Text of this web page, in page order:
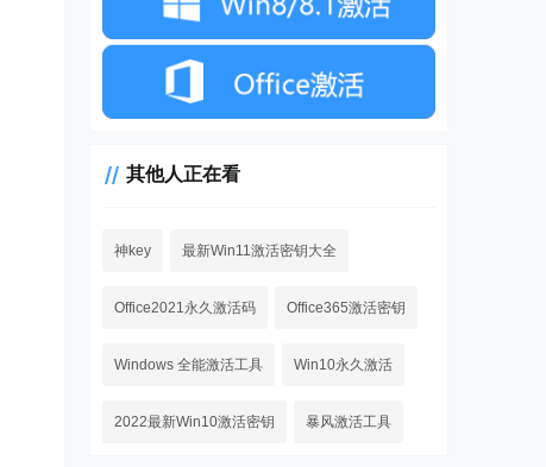
其他人正在看
神key 最新Win11激活密钥大全
Office2021永久激活码 Office365激活密钥
Windows 全能激活工具 Win10永久激活
2022最新Win10激活密钥 暴风激活工具